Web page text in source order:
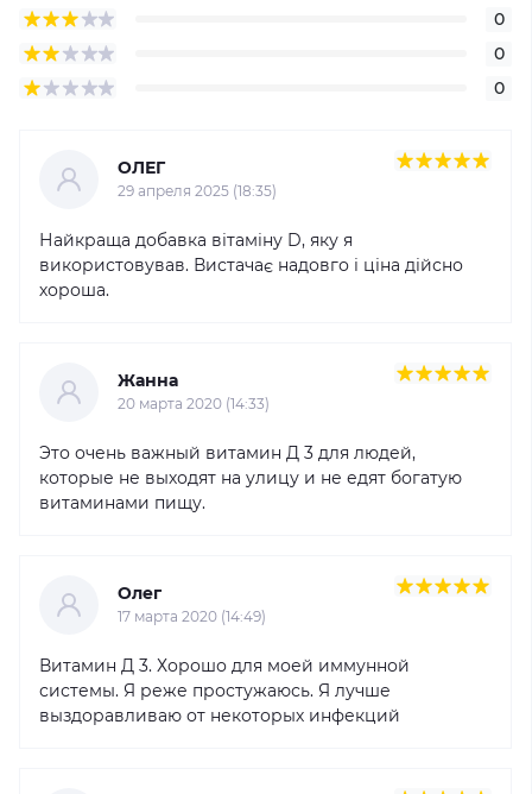
0
0
0
ОЛЕГ
29 апреля 2025 (18:35)
Найкраща добавка вітаміну D, яку я
використовував. Вистачає надовго і ціна дійсно
хороша.
Жанна
20 марта 2020 (14:33)
Это очень важный витамин Д 3 для людей,
которые не выходят на улицу и не едят богатую
витаминами пищу.
Олег
17 марта 2020 (14:49)
Витамин Д 3. Хорошо для моей иммунной
системы. Я реже простужаюсь. Я лучше
выздоравливаю от некоторых инфекций